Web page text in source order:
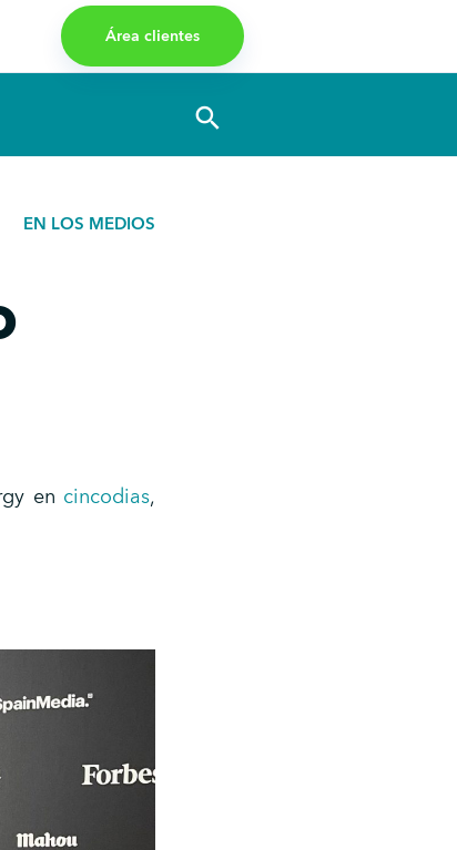
Área clientes
search
EN LOS MEDIOS
en cincodias,